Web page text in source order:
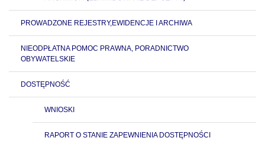
PROWADZONE REJESTRY,EWIDENCJE I ARCHIWA
NIEODPŁATNA POMOC PRAWNA, PORADNICTWO
OBYWATELSKIE
DOSTĘPNOŚĆ
WNIOSKI
RAPORT O STANIE ZAPEWNIENIA DOSTĘPNOŚCI